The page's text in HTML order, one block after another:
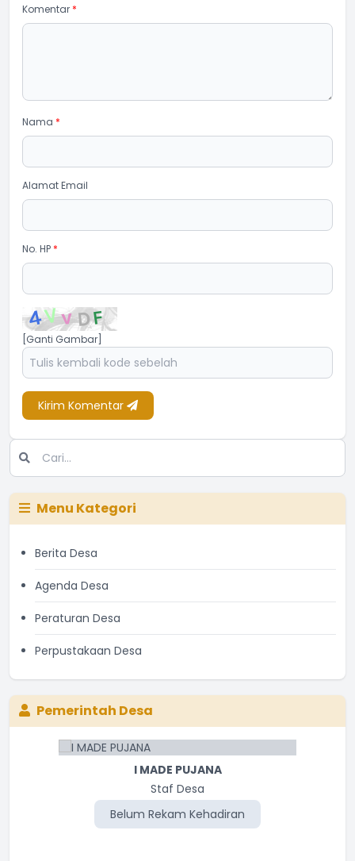
Komentar *
Nama *
Alamat Email
No. HP *
[Ganti Gambar]
Kirim Komentar
Menu Kategori
Berita Desa
Agenda Desa
Peraturan Desa
Perpustakaan Desa
Pemerintah Desa
I MADE PUJANA
Staf Desa
Belum Rekam Kehadiran